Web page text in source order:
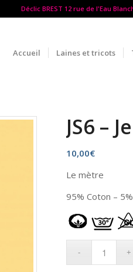
Déclic BREST 12 rue de l'Eau
Accueil Laines et tricots
JS6 –
10,00€
Le mètre
95% Coton –